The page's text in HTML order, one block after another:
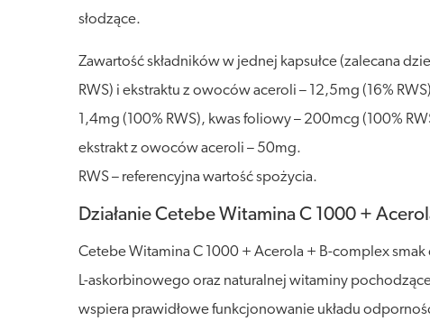
słodzące.
Zawartość składników w jednej kapsułce (zalecana
RWS) i ekstraktu z owoców aceroli – 12,5mg (16%
1,4mg (100% RWS), kwas foliowy – 200mcg (100%
ekstrakt z owoców aceroli – 50mg.
RWS – referencyjna wartość spożycia.
Działanie Cetebe Witamina C 1000 +
Cetebe Witamina C 1000 + Acerola + B-complex
L-askorbinowego oraz naturalnej witaminy
wspiera prawidłowe funkcjonowanie układu